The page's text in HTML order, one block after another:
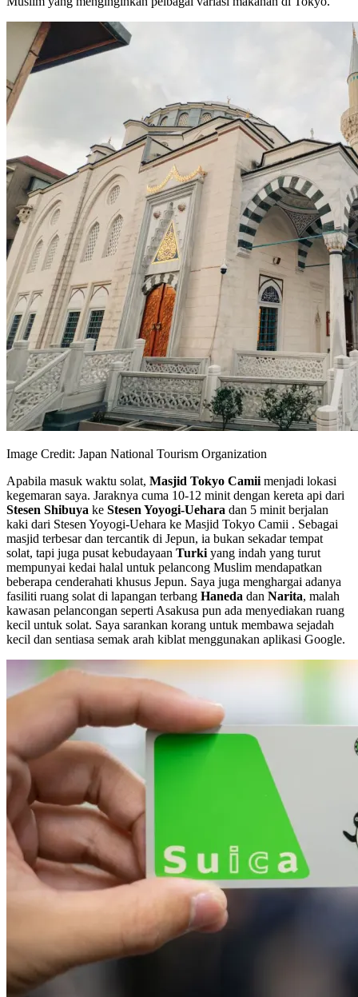
Image Credit: Japan National Tourism Organization
Apabila masuk waktu solat, Masjid Tokyo Camii menjadi lokasi
kegemaran saya. Jaraknya cuma 10-12 minit dengan kereta api dari
Stesen Shibuya ke Stesen Yoyogi-Uehara dan 5 minit berjalan
kaki dari Stesen Yoyogi-Uehara ke Masjid Tokyo Camii . Sebagai
masjid terbesar dan tercantik di Jepun, ia bukan sekadar tempat
solat, tapi juga pusat kebudayaan Turki yang indah yang turut
mempunyai kedai halal untuk pelancong Muslim mendapatkan
beberapa cenderahati khusus Jepun. Saya juga menghargai adanya
fasiliti ruang solat di lapangan terbang Haneda dan Narita, malah
kawasan pelancongan seperti Asakusa pun ada menyediakan ruang
kecil untuk solat. Saya sarankan korang untuk membawa sejadah
kecil dan sentiasa semak arah kiblat menggunakan aplikasi Google.